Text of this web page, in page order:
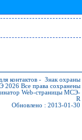
контактов - Знак охраны
2026 Все права сохранены
Web-страницы МСЭ-
R
Обновлено : 2013-01-30